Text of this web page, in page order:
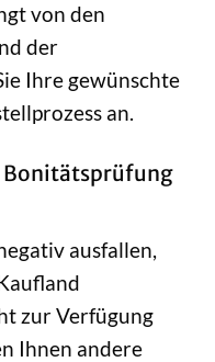
von den
der
Ihre gewünschte
an.
Bonitätsprüfung
ausfallen,
zur Verfügung
Ihnen andere